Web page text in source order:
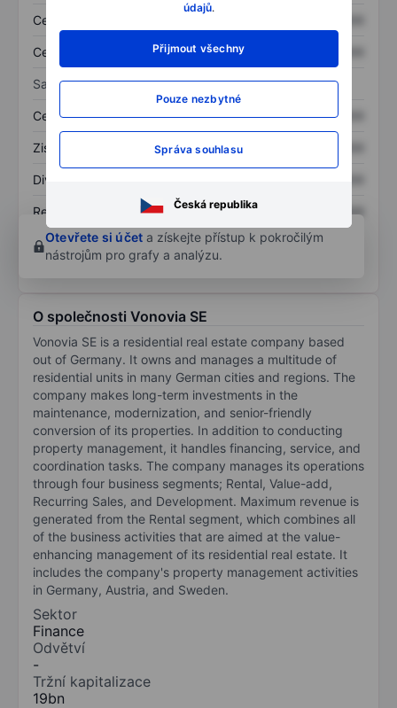
údajů.
Přijmout všechny
Pouze nezbytné
Správa souhlasu
Česká republika
Celková aktiva
Celkový dluh XXXXXXX
Sazby
Cena/tržby XXXXXXX XXXXXXX
Zisk na akcii XXXXXXX
Dividenda na akcii
Rentabilita kapitálu XXXXXXX
XXXXXXX
Otevřete si účet a získejte přístup k pokročilým
nástrojům pro grafy a analýzu.
O společnosti Vonovia SE
Vonovia SE is a residential real estate company based
out of Germany. It owns and manages a multitude of
residential units in many German cities and regions. The
company makes long-term investments in the
maintenance, modernization, and senior-friendly
conversion of its properties. In addition to conducting
property management, it handles financing, service, and
coordination tasks. The company manages its operations
through four business segments; Rental, Value-add,
Recurring Sales, and Development. Maximum revenue is
generated from the Rental segment, which combines all
of the business activities that are aimed at the value-
enhancing management of its residential real estate. It
includes the company's property management activities
in Germany, Austria, and Sweden.
Sektor
Finance
Odvětví
-
Tržní kapitalizace
19bn